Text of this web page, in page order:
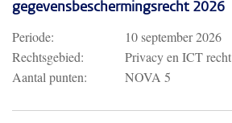
gegevensbeschermingsrecht 2026
Periode:
10 september 2026
Rechtsgebied:
Privacy en ICT recht
Aantal punten:
NOVA 5